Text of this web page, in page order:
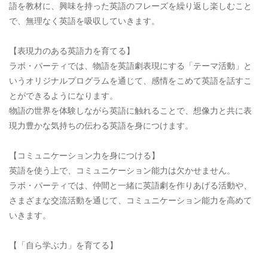
語を教材に、興味を持った英語のフレーズを繰り返し楽しむこと
で、無理なく英語を吸収していきます。
【表現力のある英語力を育てる】
ラボ・パーティでは、物語を英語劇表現にする「テーマ活動」と
いうオリジナルプログラムを通じて、感情をこめて英語を話すこ
とができるようになります。
物語の世界を体験しながら英語に触れることで、想像力と共に表
現力豊かな気持ちの伝わる英語を身につけます。
【コミュニケーション力を身につける】
英語を使う上で、コミュニケーション能力は欠かせません。
ラボ・パーティでは、仲間と一緒に英語劇を作りあげる活動や、
さまざまな交流活動を通じて、コミュニケーション能力を高めて
いきます。
【「自ら学ぶ力」を育てる】